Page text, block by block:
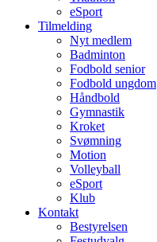
eSport
Tilmelding
Nyt medlem
Badminton
Fodbold senior
Fodbold ungdom
Håndbold
Gymnastik
Kroket
Svømning
Motion
Volleyball
eSport
Klub
Kontakt
Bestyrelsen